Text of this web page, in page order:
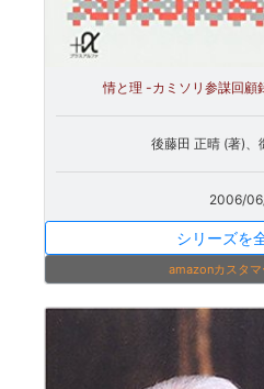
情と理 -カミソリ参謀回顧
後藤田 正晴 (著)、
2006/
シリーズを
amazonカスタマ